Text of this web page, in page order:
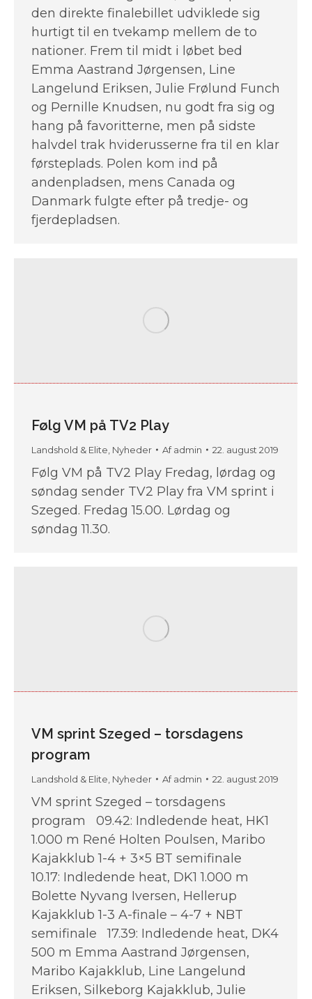
den direkte finalebillet udviklede sig
hurtigt til en tvekamp mellem de to
nationer. Frem til midt i løbet bed
Emma Aastrand Jørgensen, Line
Langelund Eriksen, Julie Frølund Funch
og Pernille Knudsen, nu godt fra sig og
hang på favoritterne, men på sidste
halvdel trak hviderusserne fra til en klar
førsteplads. Polen kom ind på
andenpladsen, mens Canada og
Danmark fulgte efter på tredje- og
fjerdepladsen.
Følg VM på TV2 Play
Landshold & Elite, Nyheder Afadmin 22. august 2019
Følg VM på TV2 Play Fredag, lørdag og
søndag sender TV2 Play fra VM sprint i
Szeged. Fredag 15.00. Lørdag og
søndag 11.30.
VM sprint Szeged – torsdagens
program
Landshold & Elite, Nyheder Afadmin 22. august 2019
VM sprint Szeged – torsdagens
program 09.42: Indledende heat, HK1
1.000 m René Holten Poulsen, Maribo
Kajakklub 1-4 + 3×5 BT semifinale
10.17: Indledende heat, DK1 1.000 m
Bolette Nyvang Iversen, Hellerup
Kajakklub 1-3 A-finale – 4-7 + NBT
semifinale 17.39: Indledende heat, DK4
500 m Emma Aastrand Jørgensen,
Maribo Kajakklub, Line Langelund
Eriksen, Silkeborg Kajakklub, Julie